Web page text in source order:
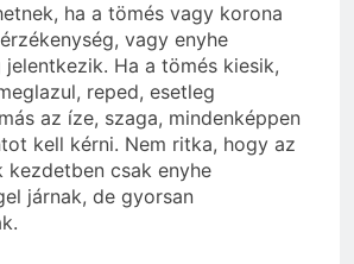
ha a tömés vagy korona
vagy enyhe
Ha a tömés kiesik,
reped, esetleg
az íze, szaga, mindenképpen
kell kérni. Nem ritka, hogy az
kezdetben csak enyhe
járnak, de gyorsan